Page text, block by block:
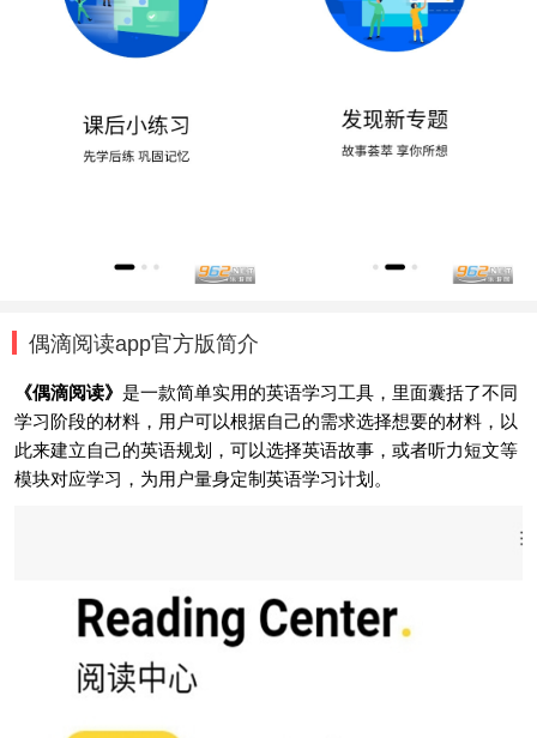
偶滴阅读app官方版简介
《偶滴阅读》 是一款简单实用的英语学习工具，里面囊括了不同
学习阶段的材料，用户可以根据自己的需求选择想要的材料，以
此来建立自己的英语规划，可以选择英语故事，或者听力短文等
模块对应学习，为用户量身定制英语学习计划。